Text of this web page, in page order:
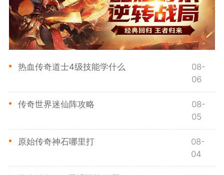
热血传奇道士4级技能学什么
08-
06
传奇世界迷仙阵攻略
08-
05
原始传奇神石哪里打
08-
04